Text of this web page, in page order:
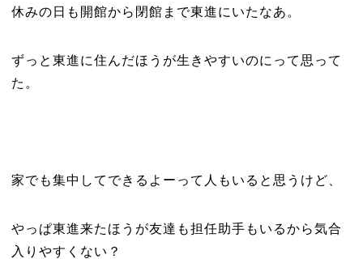
休みの日も開館から閉館まで東進にいたなあ。
ずっと東進に住んだほうが生きやすいのにって思って
た。
家でも集中してできるよーって人もいると思うけど、
やっぱ東進来たほうが友達も担任助手もいるから気合
入りやすくない？